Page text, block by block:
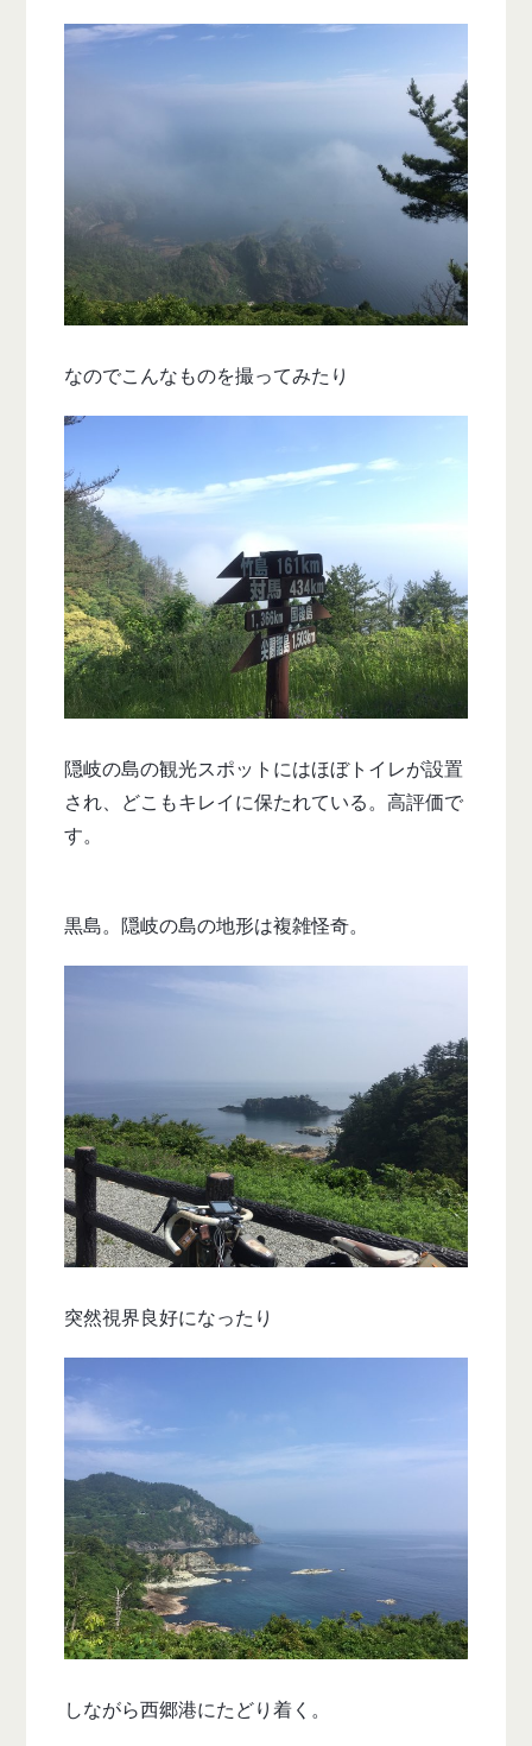
なのでこんなものを撮ってみたり
隠岐の島の観光スポットにはほぼトイレが設置
され、どこもキレイに保たれている。高評価で
す。
黒島。隠岐の島の地形は複雑怪奇。
突然視界良好になったり
しながら西郷港にたどり着く。